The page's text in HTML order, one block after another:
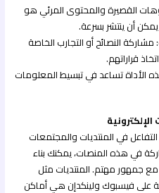
القصيرة والمحتوى المرئي هو
أن ينتشر بسرعة.
: مشاركة النصائح أو التجارب الخاصة
قراراتهم.
الأداة تساعد في تبسيط المعلومات
في المنتديات والمجتمعات
في هذه المنصات، يمكنك بناء
جمهور مهتم. المنتديات مثل
على فيسبوك ولينكدإن هي أماكن